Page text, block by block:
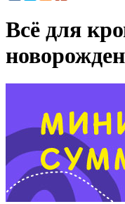
Всё для